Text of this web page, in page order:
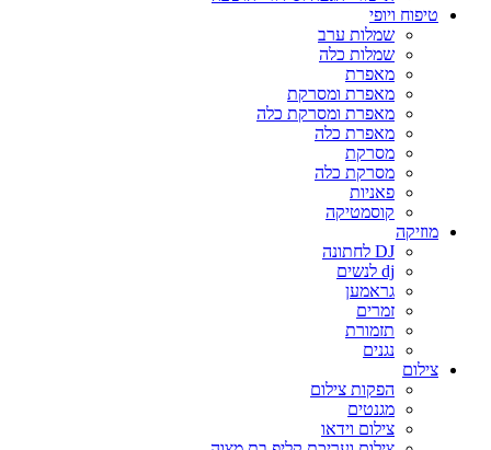
טיפוח ויופי
שמלות ערב
שמלות כלה
מאפרת
מאפרת ומסרקת
מאפרת ומסרקת כלה
מאפרת כלה
מסרקת
מסרקת כלה
פאניות
קוסמטיקה
מוזיקה
DJ לחתונה
dj לנשים
גראמען
זמרים
תזמורת
נגנים
צילום
הפקות צילום
מגנטים
צילום וידאו